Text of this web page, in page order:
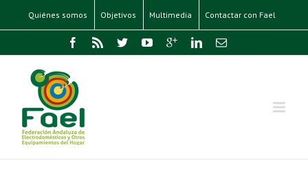
Quiénes somos Objetivos Multimedia Contactar con Fael